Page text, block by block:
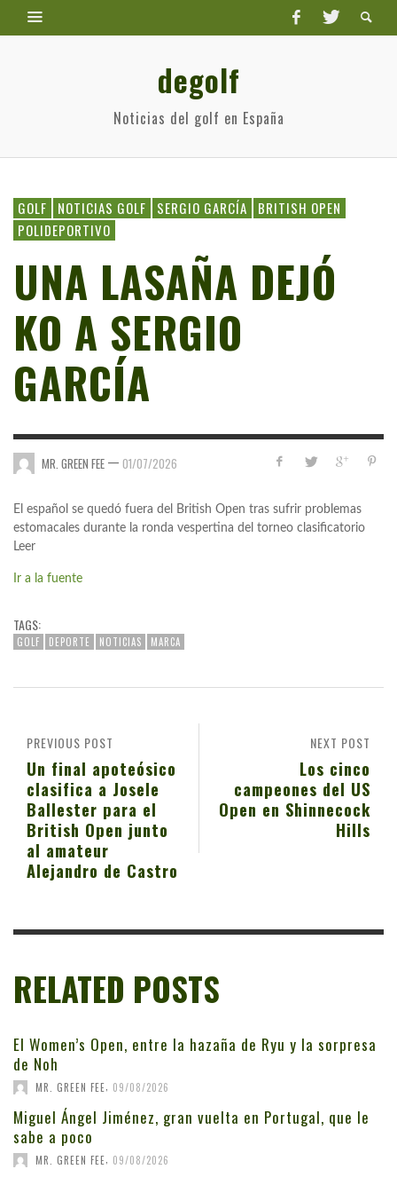
degolf
Noticias del golf en España
GOLF NOTICIAS GOLF SERGIO GARCÍA
BRITISH OPEN
POLIDEPORTIVO
UNA LASAÑA DEJÓ
KO A SERGIO
GARCÍA
MR. GREEN FEE — 01/07/2026
El español se quedó fuera del British Open tras sufrir problemas
estomacales durante la ronda vespertina del torneo clasificatorio
Leer
Ir a la fuente
TAGS:
GOLF DEPORTE NOTICIAS MARCA
NEXT POST
Los cinco
campeones del US
Open en Shinnecock
Hills
PREVIOUS POST
Un final apoteósico
clasifica a Josele
Ballester para el
British Open junto
al amateur
Alejandro de Castro
RELATED POSTS
El Women’s Open, entre la hazaña de Ryu y la sorpresa
de Noh
MR. GREEN FEE, 09/08/2026
Miguel Ángel Jiménez, gran vuelta en Portugal, que le
sabe a poco
MR. GREEN FEE 09/08/2026